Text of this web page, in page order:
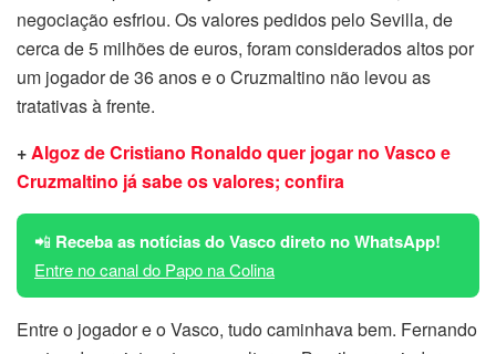
negociação esfriou. Os valores pedidos pelo Sevilla, de
cerca de 5 milhões de euros, foram considerados altos por
um jogador de 36 anos e o Cruzmaltino não levou as
tratativas à frente.
+Algoz de Cristiano Ronaldo quer jogar no Vasco e
Cruzmaltino já sabe os valores; confira
📲 Receba as notícias do Vasco direto no WhatsApp!
Entre no canal do Papo na Colina
Entre o jogador e o Vasco, tudo caminhava bem. Fernando